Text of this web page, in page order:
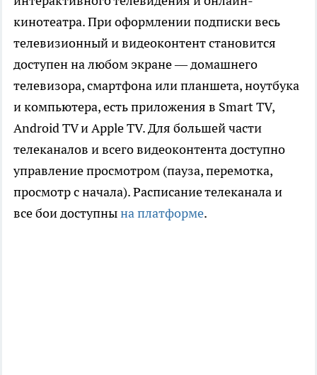
кинотеатра. При оформлении подписки весь
телевизионный и видеоконтент становится
доступен на любом экране — домашнего
телевизора, смартфона или планшета, ноутбука
и компьютера, есть приложения в Smart TV,
Android TV и Apple TV. Для большей части
телеканалов и всего видеоконтента доступно
управление просмотром (пауза, перемотка,
просмотр с начала). Расписание телеканала и
все бои доступнына платформе.